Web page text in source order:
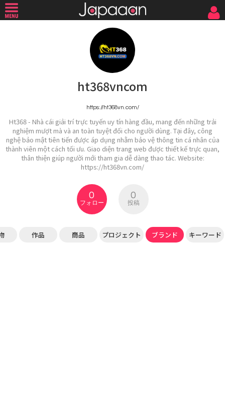
ht368vncom
https://ht368vn.com/
Ht368 - Nhà cái giải trí trực tuyến uy tín hàng đầu, mang đến những trải
nghiệm mượt mà và an toàn tuyệt đối cho người dùng. Tại đây, công
nghệ bảo mật tiên tiến được áp dụng nhằm bảo vệ thông tin cá nhân của
thành viên một cách tối ưu. Giao diện trang web được thiết kế trực quan,
thân thiện giúp người mới tham gia dễ dàng thao tác. Website:
https://ht368vn.com/
0
フォロー
0
投稿
作品 商品 プロジェクト ブランド キーワード